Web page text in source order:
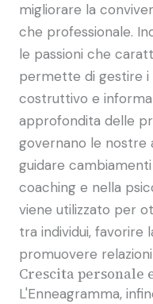
migliorare la
che professionale.
le passioni che
permette di gestire
costruttivo e
approfondita delle
governano le nostre
guidare
coaching e nella
viene utilizzato per
tra individui, favorire
promuovere
Crescita personale
L'Enneagramma,